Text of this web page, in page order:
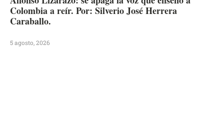
Colombia a reír. Por: Silverio José Herrera
Caraballo.
5 agosto, 2026